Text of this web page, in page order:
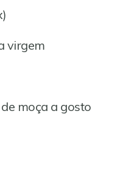
virgem
moça a gosto